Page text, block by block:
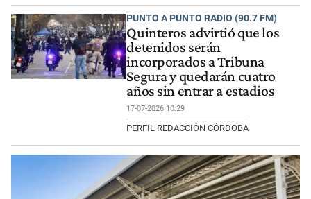
PUNTO A PUNTO RADIO (90.7 FM)
Quinteros advirtió que los
detenidos serán
incorporados a Tribuna
Segura y quedarán cuatro
años sin entrar a estadios
17-07-2026 10:29
PERFIL REDACCIÓN CÓRDOBA